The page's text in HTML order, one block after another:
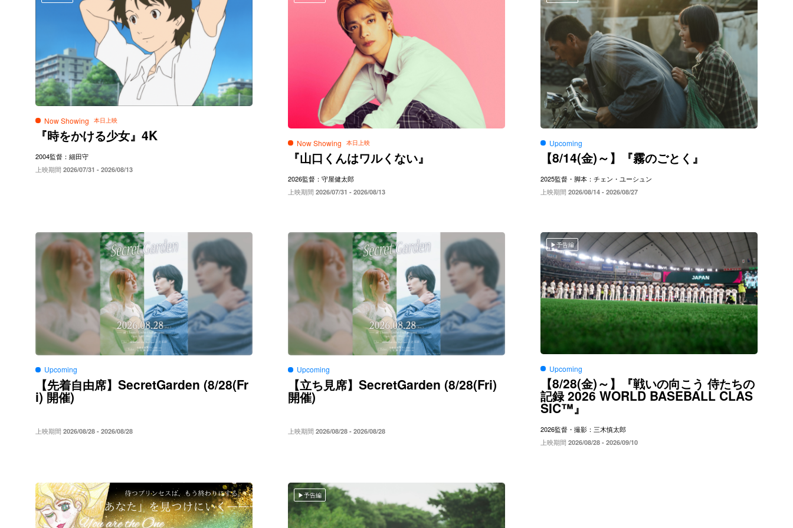
Now Showing
『時をかける少女』 4K
2004監督：細田守
上映期間 2026/07/31 - 2026/08/13
Now Showing
『山口くんはワルくない』
2026監督：守屋健太郎
上映期間 2026/07/31 - 2026/08/13
Upcoming
【8/14(金)～】『霧のごとく』
2025監督・脚本：チェン・ユーシュン
上映期間 2026/08/14 - 2026/08/27
Upcoming
【先着自由席】 SecretGarden (8/28(Fr
i)開催)
上映期間 2026/08/28 - 2026/08/28
Upcoming
【立ち見席】 SecretGarden (8/28(Fri)
開催)
上映期間 2026/08/28 - 2026/08/28
予告編
Upcoming
【8/28(金)～】『戦いの向こう 侍たちの
記録2026 WORLD BASEBALL CLAS
SIC™』
2026監督・撮影：三木慎太郎
上映期間 2026/08/28 - 2026/09/10
予告編